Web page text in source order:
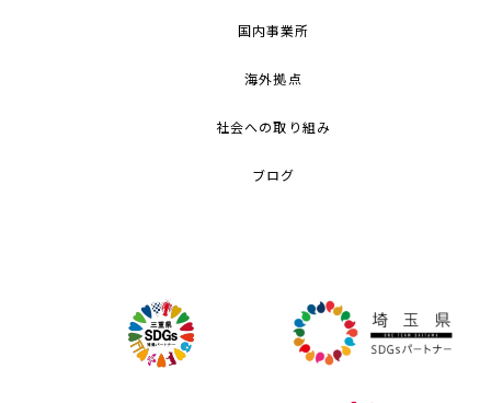
国内事業所
海外拠点
社会への取り組み
ブログ